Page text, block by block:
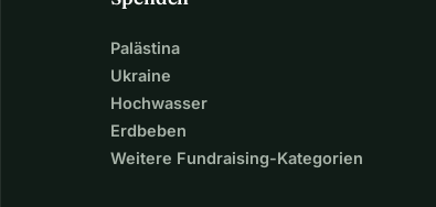
Palästina
Ukraine
Hochwasser
Erdbeben
Weitere Fundraising-Kategorien